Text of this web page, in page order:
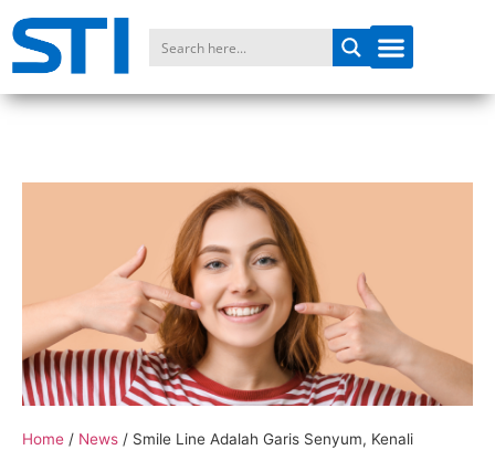
Home / News / Smile Line Adalah Garis Senyum, Kenali